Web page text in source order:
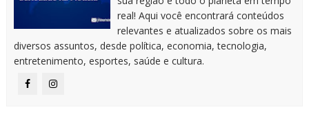
real! Aqui você encontrará conteúdos
relevantes e atualizados sobre os mais
diversos assuntos, desde política, economia, tecnologia,
entretenimento, esportes, saúde e cultura.